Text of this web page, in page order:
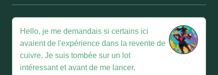
Hello, je me demandais si certains ici
avaient de l'expérience dans la revente de
cuivre. Je suis tombée sur un lot
intéressant et avant de me lancer,